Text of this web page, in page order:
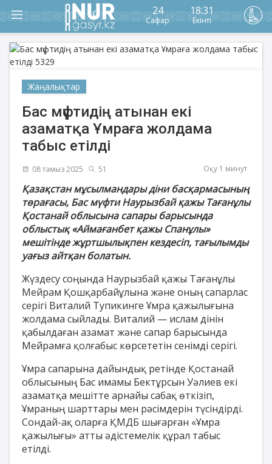
24
Сафар
18:31
Екінті
Жаңалықтар
Бас мүфтидің атынан екі
азаматқа Ұмраға жолдама
табыс етілді
08 тамыз 2025 51 Оқу 1 минут
Қазақстан мұсылмандары діни басқармасының
төрағасы, Бас мүфти Наурызбай қажы Тағанұлы
Қостанай облысына сапары барысында
облыстық «Аймағанбет қажы Спанұлы»
мешітінде жұртшылықпен кездесіп, тағылымды
уағыз айтқан болатын.
Жүздесу соңында Наурызбай қажы Тағанұлы
Мейрам Қошқарбайұлына және оның сапарлас
серігі Виталий Тупикинге Ұмра қажылығына
жолдама сыйлады. Виталий — ислам дінін
қабылдаған азамат және сапар барысында
Мейрамға қолғабыс көрсететін сенімді серігі.
Ұмра сапарына дайындық ретінде Қостанай
облысының Бас имамы Бектұрсын Уәлиев екі
азаматқа мешітте арнайы сабақ өткізіп,
Ұмраның шарттары мен рәсімдерін түсіндірді.
Сондай-ақ оларға ҚМДБ шығарған «Ұмра
қажылығы» атты әдістемелік құрал табыс
етілді.